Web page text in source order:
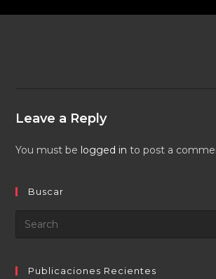
Leave a Reply
You must be logged in to post a
Buscar
Publicaciones Recientes